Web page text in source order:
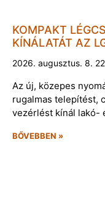
KOMPAKT
KÍNÁLATÁT AZ
2026. augusztus. 8.
Az új, közepes
rugalmas telepítést,
vezérlést kínál lakó-
BŐVEBBEN »